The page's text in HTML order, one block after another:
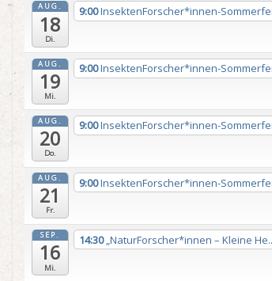
AUG.
18
Di.
9:00InsektenForscher*innen-
AUG.
19
Mi.
9:00InsektenForscher*innen-
AUG.
20
Do.
9:00InsektenForscher*innen-
AUG.
21
Fr.
9:00InsektenForscher*innen-
SEP.
16
Mi.
14:30„NaturForscher*innen – Kleine